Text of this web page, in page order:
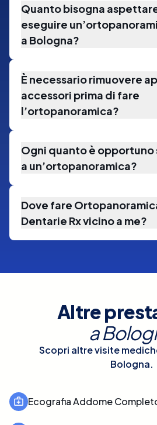
Quanto bisogna
eseguire
a Bologna?
È necessario rimuovere
accessori prima di fare
l’ortopanoramica?
Ogni quanto è
a un’ortopanoramica?
Dove fare
Dentarie Rx vicino a me?
Altre
a
Scopri altre visite
Bologna.
Ecografia Addome